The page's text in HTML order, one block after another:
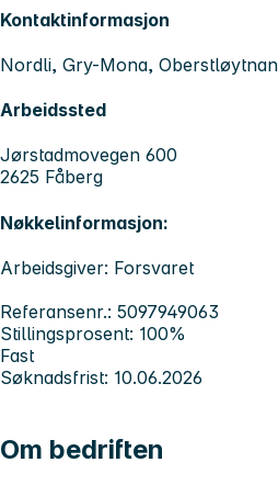
Kontaktinformasjon
Nordli, Gry-Mona,
Arbeidssted
Jørstadmovegen 600
2625 Fåberg
Nøkkelinformasjon:
Arbeidsgiver: Forsvaret
Referansenr.: 5097949063
Stillingsprosent: 100%
Fast
Søknadsfrist: 10.06.2026
Om bedriften